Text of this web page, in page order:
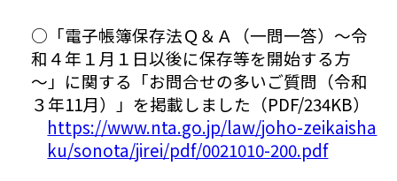
○「電子帳簿保存法Ｑ＆Ａ（一問一答）～令
和４年１月１日以後に保存等を開始する方
～」に関する「お問合せの多いご質問（令和
３年11月）」を掲載しました（PDF/234KB）
https://www.nta.go.jp/law/joho-zeikaisha
ku/sonota/jirei/pdf/0021010-200.pdf